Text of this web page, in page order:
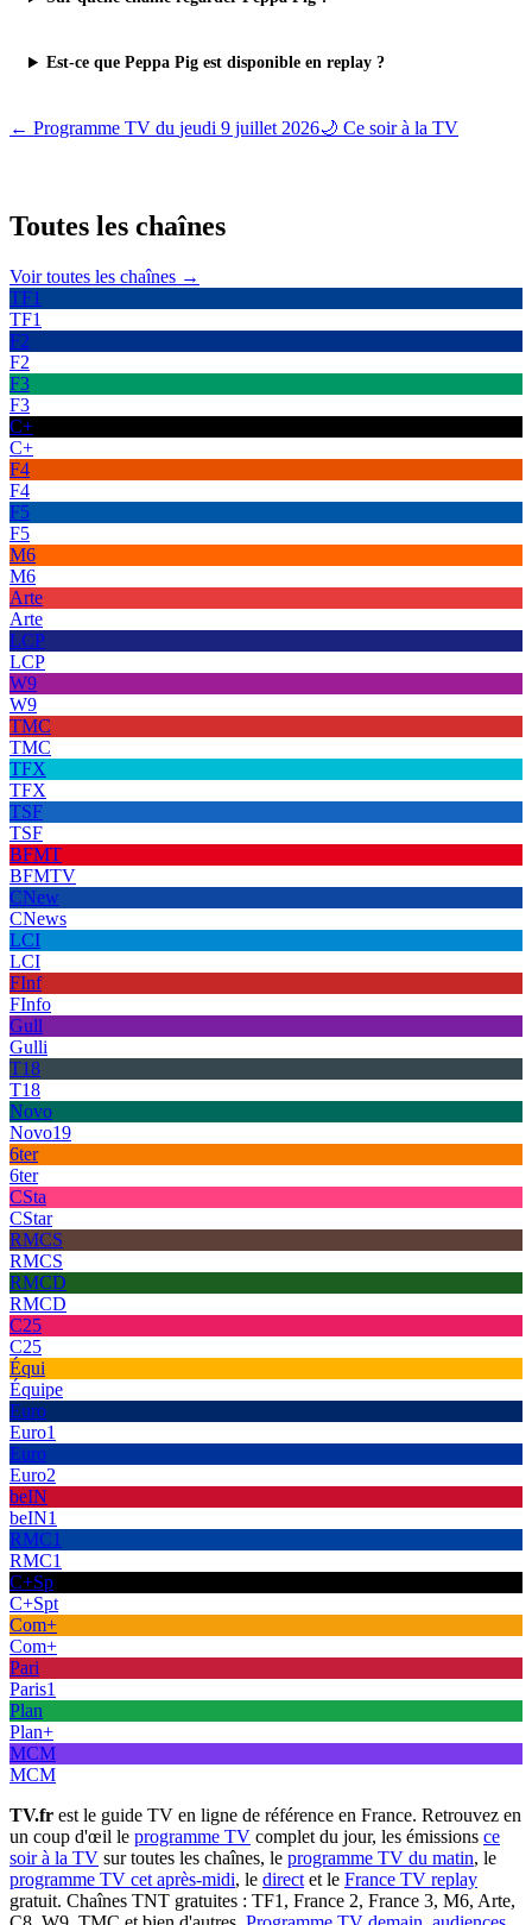
Est-ce que Peppa Pig est disponible en replay ?
← Programme TV du jeudi 9 juillet 2026🌙 Ce soir à la TV
Toutes les chaînes
Voir toutes les chaînes →
TF1
TF1
F2
F2
F3
F3
C+
C+
F4
F4
F5
F5
M6
M6
Arte
Arte
LCP
LCP
W9
W9
TMC
TMC
TFX
TFX
TSF
TSF
BFMT
BFMTV
CNew
CNews
LCI
LCI
FInf
FInfo
Gull
Gulli
T18
T18
Novo
Novo19
6ter
6ter
CSta
CStar
RMCS
RMCS
RMCD
RMCD
C25
C25
Équi
Équipe
Euro
Euro1
Euro
Euro2
beIN
beIN1
RMC1
RMC1
C+Sp
C+Spt
Com+
Com+
Pari
Paris1
Plan
Plan+
MCM
MCM
TV.fr est le guide TV en ligne de référence en France. Retrouvez en
un coup d'œil le programme TV complet du jour, les émissions ce
soir à la TV sur toutes les chaînes, le programme TV du matin, le
programme TV cet après-midi, le direct et le France TV replay
gratuit. Chaînes TNT gratuites : TF1, France 2, France 3, M6, Arte,